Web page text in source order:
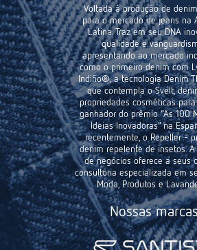
Voltada à produção de
para o mercado de jeans na
Latina. Traz em seu DNA
qualidade e
apresentando ao mercado
como o primeiro denim com
Indifio®, a tecnologia Denim
que contempla o Svelt,
propriedades cosméticas para
ganhador do prêmio “As 100
Ideias Inovadoras” na
recentemente, o Repeller -
denim repelente de insetos. A
de negócios oferece a seus
consultoria especializada em
Moda, Produtos e
Nossas